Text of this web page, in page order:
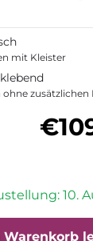
mit Kleister
ohne zusätzlichen
10.
Warenkorb